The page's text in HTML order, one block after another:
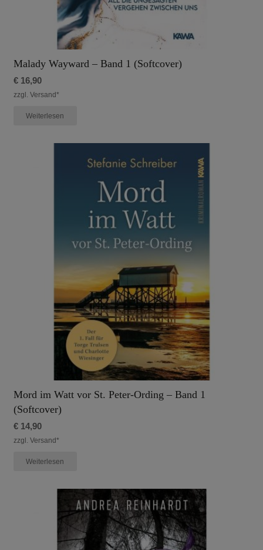
Malady Wayward – Band 1 (Softcover)
€16,90
zzgl. Versand*
Weiterlesen
Mord im Watt vor St. Peter-Ording – Band 1
(Softcover)
€14,90
zzgl. Versand*
Weiterlesen